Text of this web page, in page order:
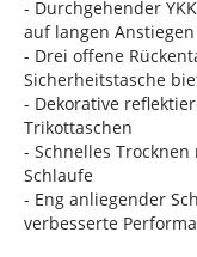
- Durchgehender
auf langen
- Drei offene
Sicherheitstasche
- Dekorative
Trikottaschen
- Schnelles
Schlaufe
- Eng anliegender
verbesserte